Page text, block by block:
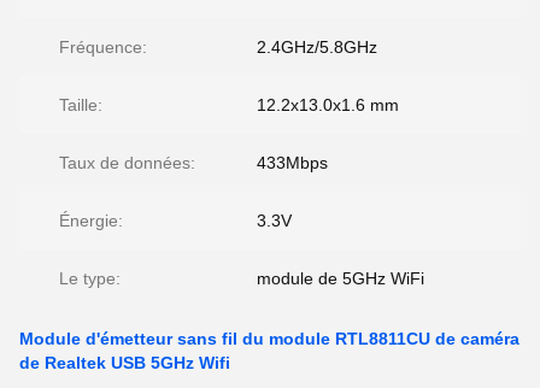
Fréquence: 2.4GHz/5.8GHz
Taille: 12.2x13.0x1.6 mm
Taux de données: 433Mbps
Énergie: 3.3V
Le type: module de 5GHz WiFi
Module d'émetteur sans fil du module RTL8811CU de caméra
de Realtek USB 5GHz Wifi